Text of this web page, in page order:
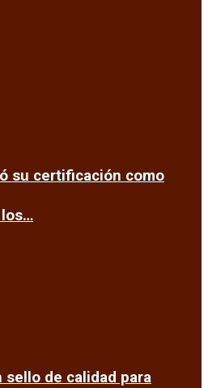
su certificación como
los…
sello de calidad para